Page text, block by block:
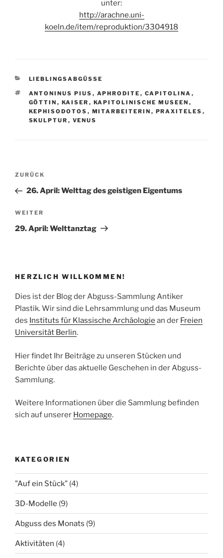
unter:
http://arachne.uni-
koeln.de/item/reproduktion/3304918
KATEGORIEN
LIEBLINGSABGÜSSE
SCHLAGWÖRTER
ANTONINUS PIUS , APHRODITE , CAPITOLINA ,
GÖTTIN , KAISER , KAPITOLINISCHE MUSEEN ,
KEPHISODOTOS , MITARBEITERIN , PRAXITELES ,
SKULPTUR , VENUS
Beitragsnavigation
Vorheriger
Beitrag
ZURÜCK
26. April: Welttag des geistigen Eigentums
Nächster
Beitrag
WEITER
29. April: Welttanztag
HERZLICH WILLKOMMEN!
Dies ist der Blog der Abguss-Sammlung Antiker
Plastik. Wir sind die Lehrsammlung und das Museum
des Instituts für Klassische Archäologie an der Freien
Universität Berlin.
Hier findet Ihr Beiträge zu unseren Stücken und
Berichte über das aktuelle Geschehen in der Abguss-
Sammlung.
Weitere Informationen über die Sammlung befinden
sich auf unserer Homepage.
KATEGORIEN
"Auf ein Stück" (4)
3D-Modelle (9)
Abguss des Monats (9)
Aktivitäten (4)